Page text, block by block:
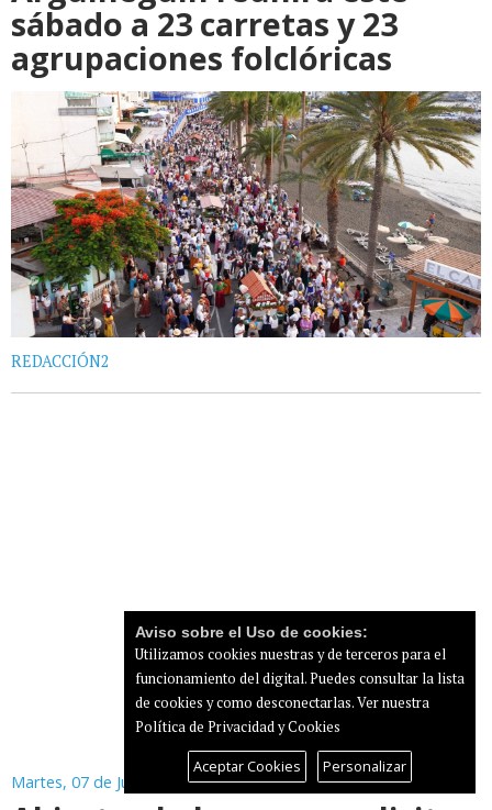
sábado a 23 carretas y 23
agrupaciones folclóricas
REDACCIÓN2
Martes, 07 de Julio de 2026
Aviso sobre el Uso de cookies:
Utilizamos cookies nuestras y de terceros para el
funcionamiento del digital. Puedes consultar la lista
de cookies y como desconectarlas.Ver nuestra
Política de Privacidad y Cookies
Aceptar Cookies Personalizar